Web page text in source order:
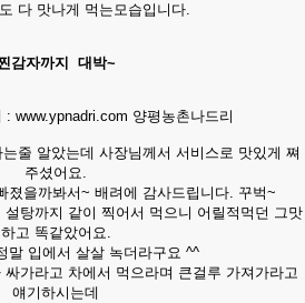
다 맛나게 먹는모습입니다.
감자까지 대박~
줄 알았는데 사장님께서 서비스로 맛있게 쪄
주셨어요.
졌을까봐서~ 배려에 감사드립니다. 꾸벅~
탕까지 같이 찍어서 먹으니 어릴적먹던 그맛
하고 똑같았어요.
말 입에서 살살 녹더라구요 ^^
가라고 차에서 먹으라며 큰걸루 가져가라고
얘기하시는데